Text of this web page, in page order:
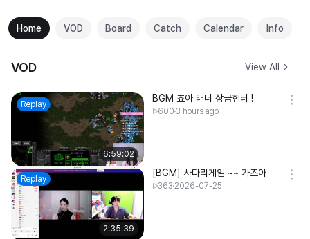
Home VOD Board Catch Calendar Info
VOD View All
Replay
6:59:02
BGM 쵸아 래더 상금헌터 !
600 3 hours ago
Replay
2:35:39
[BGM] 사다리게임 ~~ 가즈아
363 2026-07-25